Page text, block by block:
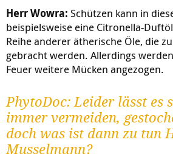
Herr Wowra: Schützen kann in
beispielsweise eine Citronella-
Reihe anderer ätherische Öle, die
gebracht werden. Allerdings
Feuer weitere Mücken angezogen.
PhytoDoc: Leider lässt es
immer vermeiden,
doch was ist dann zu tun
Musselmann?